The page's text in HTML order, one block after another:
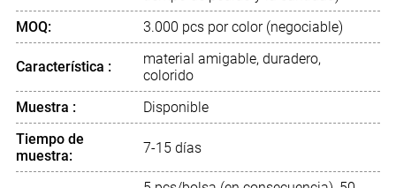
MOQ:
3.000 pcs por color (negociable)
Característica :
material amigable, duradero,
colorido
Muestra :
Disponible
Tiempo de
muestra:
7-15 días